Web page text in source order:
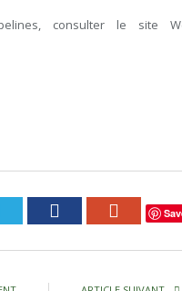
consulter le site
Twitter Facebook Google+